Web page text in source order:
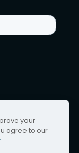
your
agree to our
.